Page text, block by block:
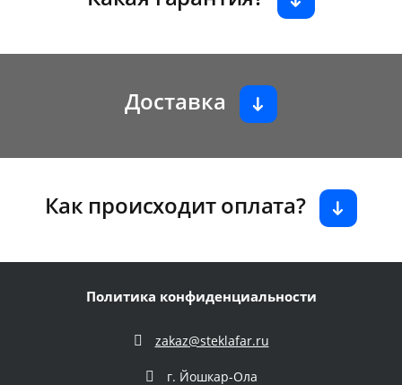
Доставка
Как происходит оплата?
Политика конфиденциальности
zakaz@steklafar.ru
г. Йошкар-Ола